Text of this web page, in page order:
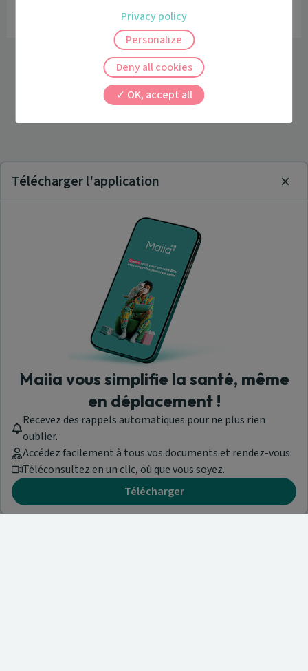
Vous êtes professionnel de santé
Télécharger l'application
Maiia vous simplifie la santé, même
en déplacement !
Recevez des rappels automatiques pour ne plus rien
oublier.
Accédez facilement à tous vos documents et rendez-vous.
Téléconsultez en un clic, où que vous soyez.
Télécharger
OK, accept all
Deny all cookies
Personalize
Privacy policy